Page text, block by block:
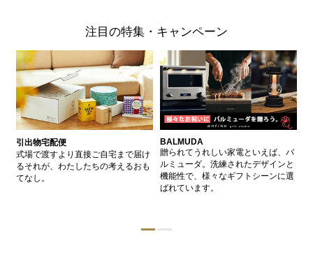
注目の特集・キャンペーン
引出物宅配便
式場で渡すより直接ご自宅まで届け
るそれが、わたしたちの考えるおも
てなし。
BALMUDA
贈られてうれしい家電といえば、バ
ルミューダ。洗練されたデザインと
機能性で、様々なギフトシーンに選
ばれています。